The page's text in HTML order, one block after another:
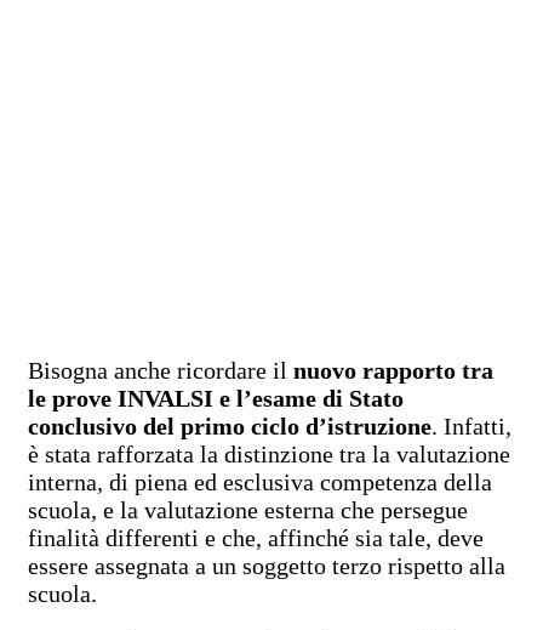
Bisogna anche ricordare il nuovo rapporto tra
le prove INVALSI e l’esame di Stato
conclusivo del primo ciclo d’istruzione. Infatti,
è stata rafforzata la distinzione tra la valutazione
interna, di piena ed esclusiva competenza della
scuola, e la valutazione esterna che persegue
finalità differenti e che, affinché sia tale, deve
essere assegnata a un soggetto terzo rispetto alla
scuola.